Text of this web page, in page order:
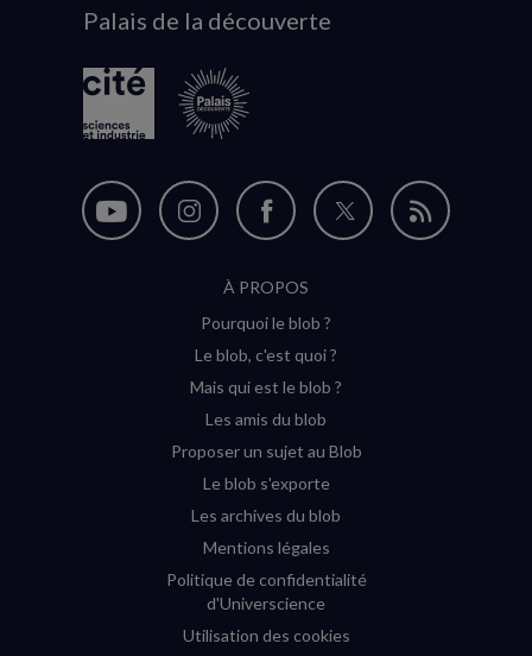
logo
Palais de la découverte
Nous
Nous
Instagram
(nouvelle
Nous
sur
Facebook
(nouvelle
Nous
Flux
À PROPOS
Pourquoi le blob ?
Le blob, c'est quoi ?
Mais qui est le blob ?
Les amis du blob
Proposer un sujet au Blob
Le blob s'exporte
Les archives du blob
Mentions légales
Politique de confidentialité
d'Universcience
Utilisation des cookies